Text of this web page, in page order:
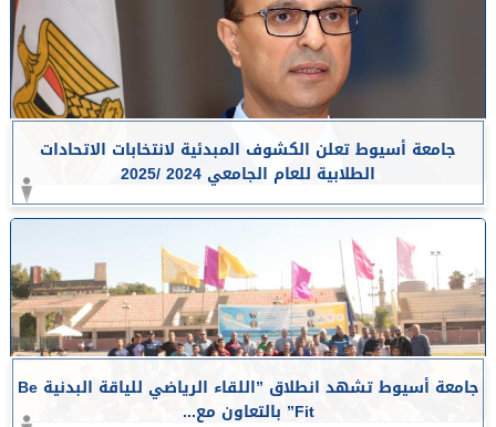
جامعة أسيوط تعلن الكشوف المبدئية لانتخابات الاتحادات
الطلابية للعام الجامعي 2024 /2025
جامعة أسيوط تشهد انطلاق ”اللقاء الرياضي للياقة البدنية Be
Fit” بالتعاون مع...